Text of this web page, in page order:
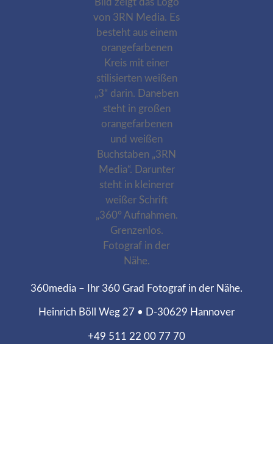
360media – Ihr 360 Grad Fotograf in der Nähe.
Heinrich Böll Weg 27 • D-30629 Hannover
+49 511 22 00 77 70